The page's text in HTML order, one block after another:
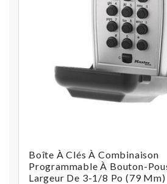
Boîte À Clés À Combinaison
Programmable À Bouton-
Largeur De 3-1/8 Po (79 Mm)